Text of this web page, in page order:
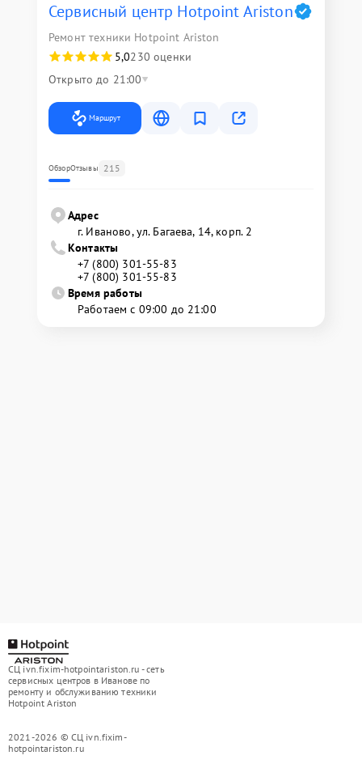
Сервисный центр Hotpoint Ariston
Ремонт техники Hotpoint Ariston
5,0230 оценки
Открыто до 21:00
Маршрут
ОбзорОтзывы 215
Адрес
г. Иваново, ул. Багаева, 14, корп. 2
Контакты
+7 (800) 301-55-83
+7 (800) 301-55-83
Время работы
Работаем с 09:00 до 21:00
СЦ ivn.fixim-hotpointariston.ru - сеть
сервисных центров в Иванове по
ремонту и обслуживанию техники
Hotpoint Ariston
2021-2026 © СЦ ivn.fixim-
hotpointariston.ru